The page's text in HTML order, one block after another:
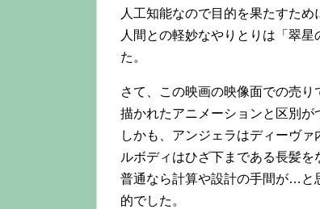
人工知能なので目的を果たすため
人間との軽妙なやりとりは「翠
た。
さて、この映画の映像面での売
描かれたアニメーションと区別が
しかも、アンジェラはディーヴ
ルボディはひざ下まである長髪を
普通なら計算や設計の手間が…と
的でした。